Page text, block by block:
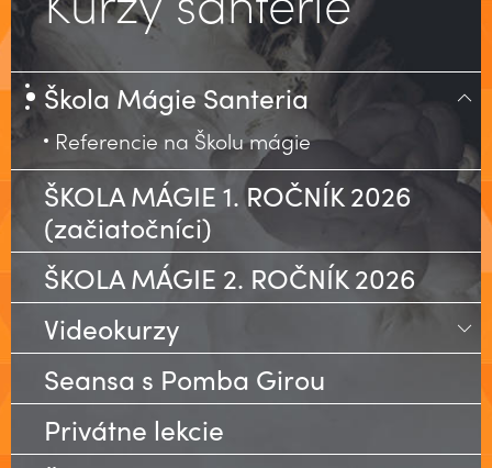
Škola Mágie Santeria
Referencie na Školu mágie
ŠKOLA MÁGIE 1. ROČNÍK 2026
(začiatočníci)
ŠKOLA MÁGIE 2. ROČNÍK 2026
Videokurzy
Veľký Kurz Tarotových Mystérií
Kurz Psychomágie
Vykladanie z Tarotu
Seansa s Pomba Girou
Privátne lekcie